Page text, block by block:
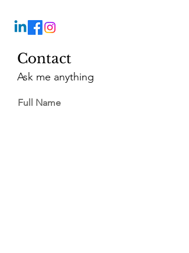
Contact
Ask me anything
Full Name